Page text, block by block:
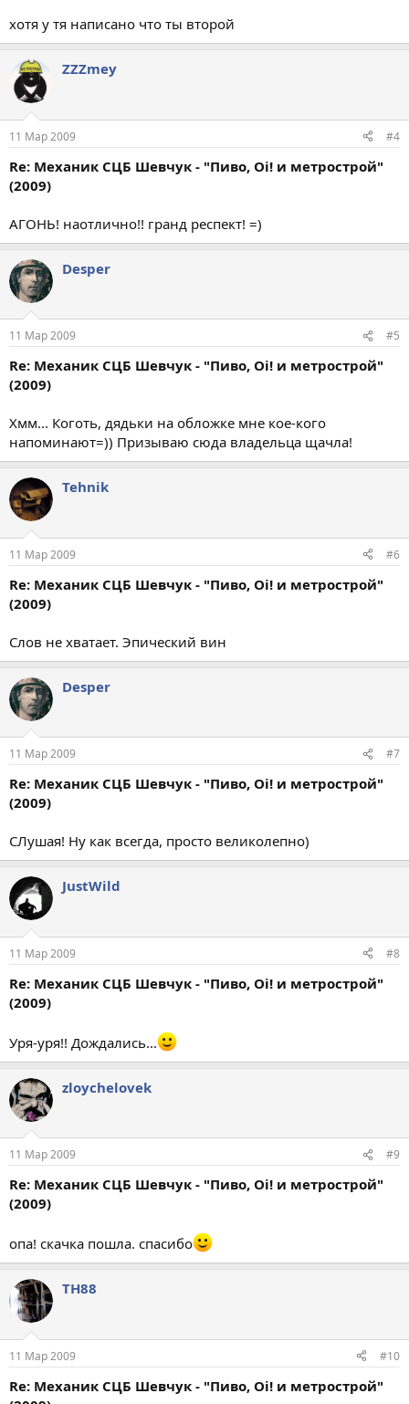
хотя у тя написано что ты второй
ZZZmey
11 Мар 2009 #4
Re: Механик СЦБ Шевчук - "Пиво, Oi! и метрострой"
(2009)
АГОНЬ! наотлично!! гранд респект! =)
Desper
11 Мар 2009 #5
Re: Механик СЦБ Шевчук - "Пиво, Oi! и метрострой"
(2009)
Хмм... Коготь, дядьки на обложке мне кое-кого
напоминают=)) Призываю сюда владельца щачла!
Tehnik
11 Мар 2009 #6
Re: Механик СЦБ Шевчук - "Пиво, Oi! и метрострой"
(2009)
Слов не хватает. Эпический вин
Desper
11 Мар 2009 #7
Re: Механик СЦБ Шевчук - "Пиво, Oi! и метрострой"
(2009)
СЛушая! Ну как всегда, просто великолепно)
JustWild
11 Мар 2009 #8
Re: Механик СЦБ Шевчук - "Пиво, Oi! и метрострой"
(2009)
Уря-уря!! Дождались...
zloychelovek
11 Мар 2009 #9
Re: Механик СЦБ Шевчук - "Пиво, Oi! и метрострой"
(2009)
опа! скачка пошла. спасибо
TH88
11 Мар 2009 #10
Re: Механик СЦБ Шевчук - "Пиво, Oi! и метрострой"